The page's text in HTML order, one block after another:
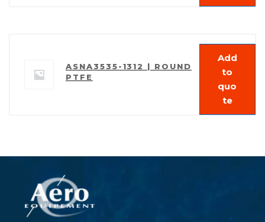
ASNA3535-1312 | ROUND
PTFE
Add
to
quo
te